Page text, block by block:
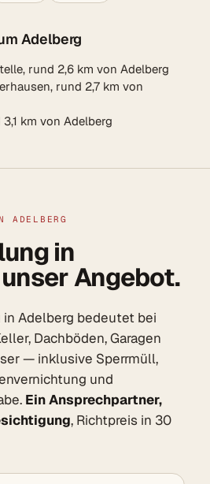
Adelberg
rund 2,6 km von Adelberg
rund 2,7 km von
km von Adelberg
ADELBERG
in
Angebot.
Adelberg bedeutet bei
Dachböden, Garagen
— inklusive Sperrmüll,
und
Ein Ansprechpartner,
, Richtpreis in 30